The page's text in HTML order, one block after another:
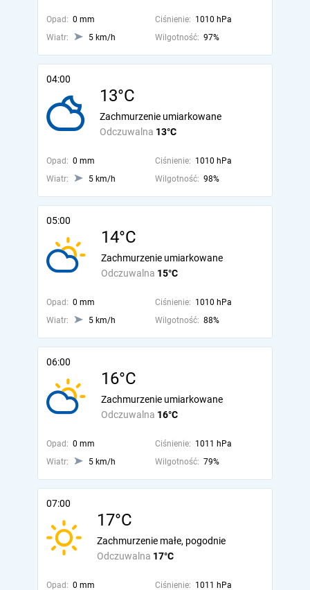
Opad: 0 mm Ciśnienie: 1010 hPa
Wiatr:
5 km/h Wilgotność: 97%
04:00
13°C
Odczuwalna 13°C
Zachmurzenie umiarkowane
Opad: 0 mm Ciśnienie: 1010 hPa
Wiatr:
5 km/h Wilgotność: 98%
05:00
14°C
Odczuwalna 15°C
Zachmurzenie umiarkowane
Opad: 0 mm Ciśnienie: 1010 hPa
Wiatr:
5 km/h Wilgotność: 88%
06:00
16°C
Odczuwalna 16°C
Zachmurzenie umiarkowane
Opad: 0 mm Ciśnienie: 1011 hPa
Wiatr:
5 km/h Wilgotność: 79%
07:00
17°C
Odczuwalna 17°C
Zachmurzenie małe, pogodnie
Opad: 0 mm Ciśnienie: 1011 hPa